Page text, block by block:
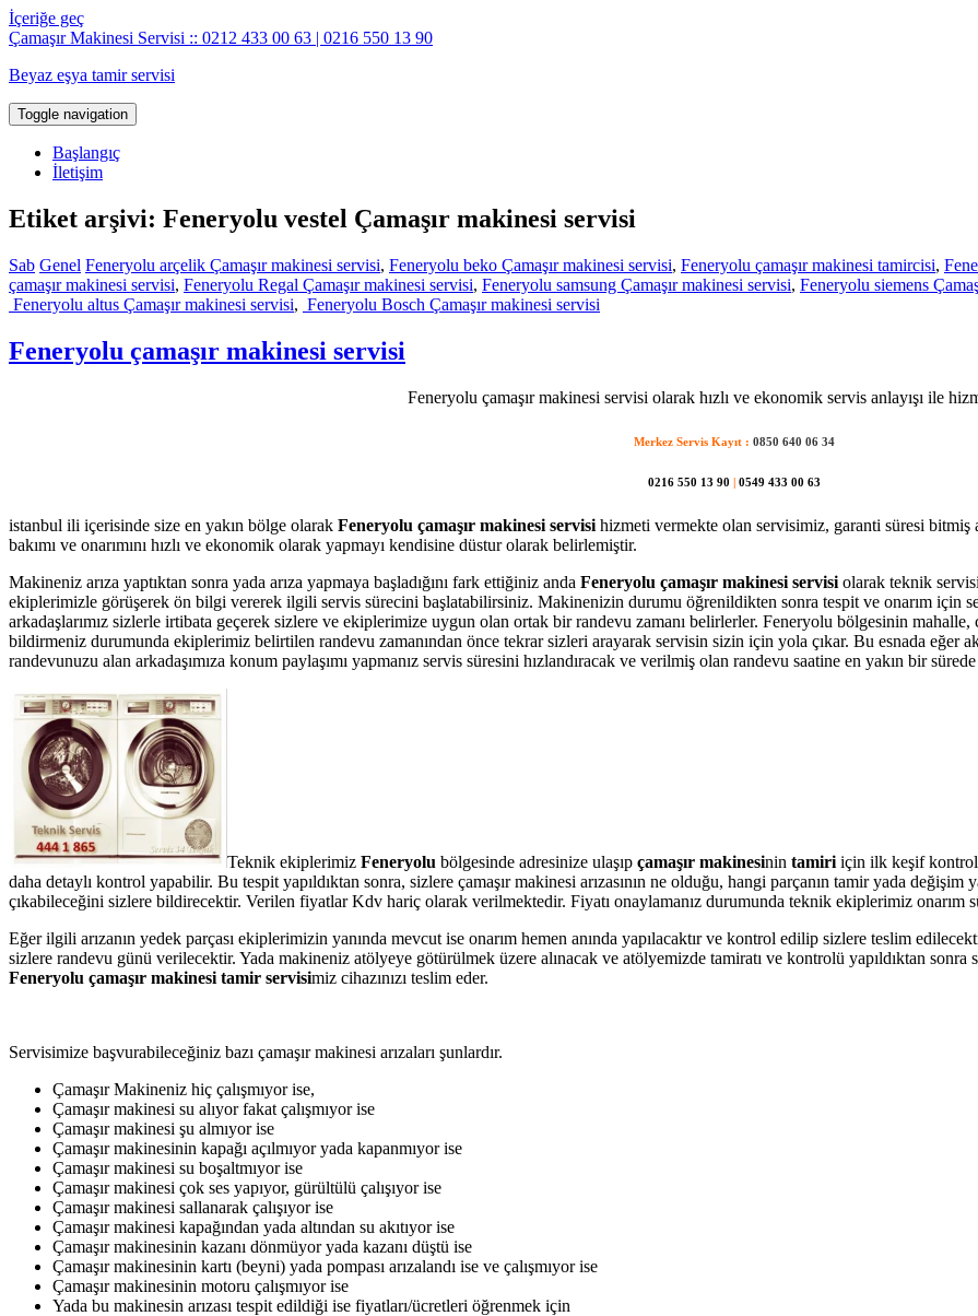
İçeriğe geç
Çamaşır Makinesi Servisi :: 0212 433 00 63 | 0216 550 13 90
Beyaz eşya tamir servisi
Toggle navigation
Başlangıç
İletişim
Etiket arşivi: Feneryolu vestel Çamaşır makinesi servisi
Sab Genel Feneryolu arçelik Çamaşır makinesi servisi, Feneryolu beko Çamaşır makinesi servisi, Feneryolu çamaşır makinesi tamircisi,
çamaşır makinesi servisi, Feneryolu Regal Çamaşır makinesi servisi, Feneryolu samsung Çamaşır makinesi servisi, Feneryolu siemens
Feneryolu altus Çamaşır makinesi servisi, Feneryolu Bosch Çamaşır makinesi servisi
Feneryolu çamaşır makinesi servisi
Feneryolu çamaşır makinesi servisi olarak hızlı ve ekonomik servis anlayışı ile
Merkez Servis Kayıt : 0850 640 06 34
0216 550 13 90 | 0549 433 00 63
istanbul ili içerisinde size en yakın bölge olarak Feneryolu çamaşır makinesi servisi hizmeti vermekte olan servisimiz, garanti süresi bitmiş
bakımı ve onarımını hızlı ve ekonomik olarak yapmayı kendisine düstur olarak belirlemiştir.
Makineniz arıza yaptıktan sonra yada arıza yapmaya başladığını fark ettiğiniz anda Feneryolu çamaşır makinesi servisi olarak teknik
ekiplerimizle görüşerek ön bilgi vererek ilgili servis sürecini başlatabilirsiniz. Makinenizin durumu öğrenildikten sonra tespit ve onarım için
arkadaşlarımız sizlerle irtibata geçerek sizlere ve ekiplerimize uygun olan ortak bir randevu zamanı belirlerler. Feneryolu bölgesinin
bildirmeniz durumunda ekiplerimiz belirtilen randevu zamanından önce tekrar sizleri arayarak servisin sizin için yola çıkar. Bu esnada eğer
randevunuzu alan arkadaşımıza konum paylaşımı yapmanız servis süresini hızlandıracak ve verilmiş olan randevu saatine en yakın bir
Teknik ekiplerimiz Feneryolu bölgesinde adresinize ulaşıp çamaşır makinesinin tamiri için ilk keşif
daha detaylı kontrol yapabilir. Bu tespit yapıldıktan sonra, sizlere çamaşır makinesi arızasının ne olduğu, hangi parçanın tamir yada
çıkabileceğini sizlere bildirecektir. Verilen fiyatlar Kdv hariç olarak verilmektedir. Fiyatı onaylamanız durumunda teknik ekiplerimiz onarım
Eğer ilgili arızanın yedek parçası ekiplerimizin yanında mevcut ise onarım hemen anında yapılacaktır ve kontrol edilip sizlere teslim
sizlere randevu günü verilecektir. Yada makineniz atölyeye götürülmek üzere alınacak ve atölyemizde tamiratı ve kontrolü yapıldıktan sonra
Feneryolu çamaşır makinesi tamir servisimiz cihazınızı teslim eder.
Servisimize başvurabileceğiniz bazı çamaşır makinesi arızaları şunlardır.
Çamaşır Makineniz hiç çalışmıyor ise,
Çamaşır makinesi su alıyor fakat çalışmıyor ise
Çamaşır makinesi şu almıyor ise
Çamaşır makinesinin kapağı açılmıyor yada kapanmıyor ise
Çamaşır makinesi su boşaltmıyor ise
Çamaşır makinesi çok ses yapıyor, gürültülü çalışıyor ise
Çamaşır makinesi sallanarak çalışıyor ise
Çamaşır makinesi kapağından yada altından su akıtıyor ise
Çamaşır makinesinin kazanı dönmüyor yada kazanı düştü ise
Çamaşır makinesinin kartı (beyni) yada pompası arızalandı ise ve çalışmıyor ise
Çamaşır makinesinin motoru çalışmıyor ise
Yada bu makinesin arızası tespit edildiği ise fiyatları/ücretleri öğrenmek için